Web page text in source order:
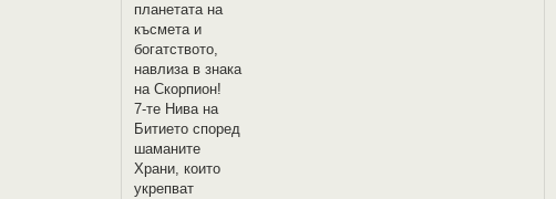
планетата на
късмета и
богатството,
навлиза в знака
на Скорпион!
7-те Нива на
Битието според
шаманите
Храни, които
укрепват